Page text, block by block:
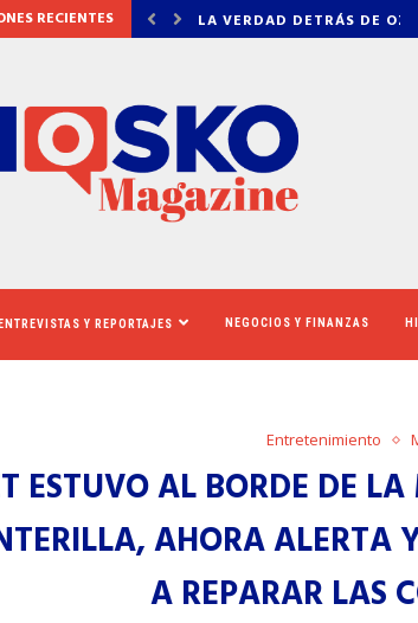
RECIENTES NEWSOM ASEGURA QUE
ENTREVISTAS Y REPORTAJES NEGOCIOS Y FINANZAS
Entretenimiento
ESTUVO AL BORDE DE
AHORA ALERTA
A REPARAR LAS